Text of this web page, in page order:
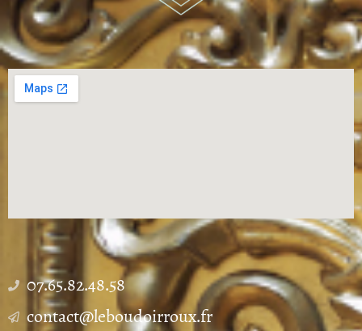
07.65.82.48.58
contact@leboudoirroux.fr